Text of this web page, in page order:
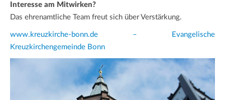
Interesse am Mitwirken?
Das ehrenamtliche Team freut sich über Verstärkung.
www.kreuzkirche-bonn.de – Evangelische
Kreuzkirchengemeinde Bonn